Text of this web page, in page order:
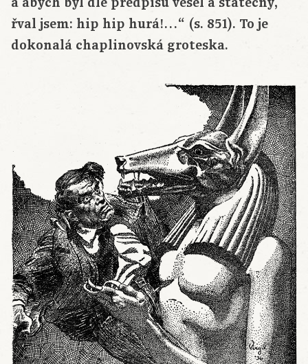
řval jsem: hip hip hurá!…“ (s. 851). To je
dokonalá chaplinovská groteska.